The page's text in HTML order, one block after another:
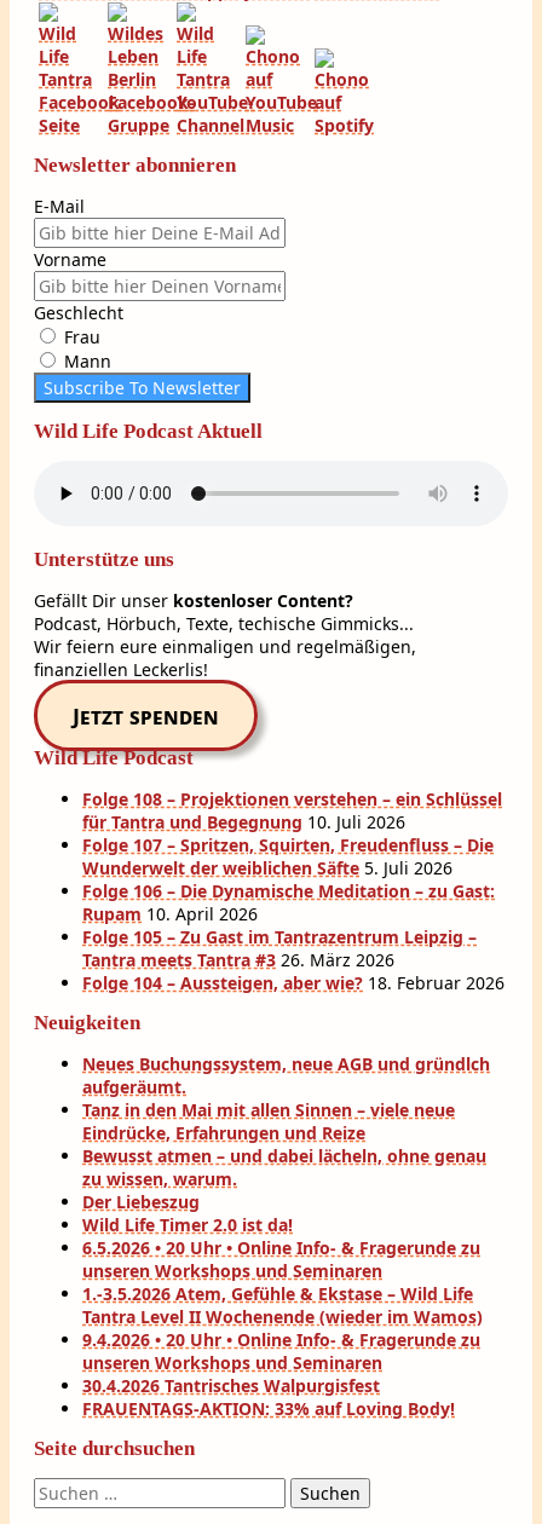
Newsletter abonnieren
E-Mail
Vorname
Geschlecht
Frau
Mann
Subscribe To Newsletter
Wild Life Podcast Aktuell
Unterstütze uns
Gefällt Dir unser kostenloser Content?
Podcast, Hörbuch, Texte, techische Gimmicks...
Wir feiern eure einmaligen und regelmäßigen,
finanziellen Leckerlis!
Jetzt spenden
Wild Life Podcast
Folge 108 – Projektionen verstehen – ein Schlüssel
für Tantra und Begegnung 10. Juli 2026
Folge 107 – Spritzen, Squirten, Freudenfluss – Die
Wunderwelt der weiblichen Säfte 5. Juli 2026
Folge 106 – Die Dynamische Meditation – zu Gast:
Rupam 10. April 2026
Folge 105 – Zu Gast im Tantrazentrum Leipzig –
Tantra meets Tantra #3 26. März 2026
Folge 104 – Aussteigen, aber wie? 18. Februar 2026
Neuigkeiten
Neues Buchungssystem, neue AGB und gründlch
aufgeräumt.
Tanz in den Mai mit allen Sinnen – viele neue
Eindrücke, Erfahrungen und Reize
Bewusst atmen – und dabei lächeln, ohne genau
zu wissen, warum.
Der Liebeszug
Wild Life Timer 2.0 ist da!
6.5.2026 • 20 Uhr • Online Info- & Fragerunde zu
unseren Workshops und Seminaren
1.-3.5.2026 Atem, Gefühle & Ekstase – Wild Life
Tantra Level II Wochenende (wieder im Wamos)
9.4.2026 • 20 Uhr • Online Info- & Fragerunde zu
unseren Workshops und Seminaren
30.4.2026 Tantrisches Walpurgisfest
FRAUENTAGS-AKTION: 33% auf Loving Body!
Seite durchsuchen
Suchen
nach: